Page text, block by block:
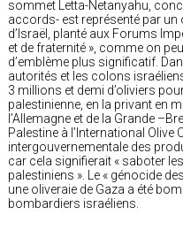
sommet Letta-Netanyahu,
accords- est représenté par un
d’Israël, planté aux Forums
et de fraternité », comme on
d’emblème plus significatif.
autorités et les colons
3 millions et demi d’oliviers
palestinienne, en la privant en
l’Allemagne et de la Grande
Palestine à l’International Olive
intergouvernementale des
car cela signifierait « saboter
palestiniens ». Le « génocide
une oliveraie de Gaza a été
bombardiers israéliens.